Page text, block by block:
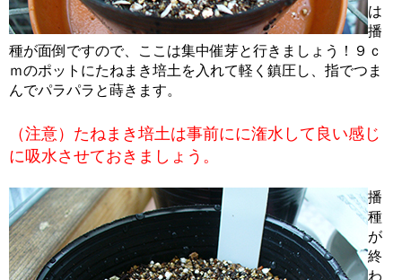
は
播
種が面倒ですので、ここは集中催芽と行きましょう！９ｃ
ｍのポットにたねまき培土を入れて軽く鎮圧し、指でつま
んでパラパラと蒔きます。
（注意）たねまき培土は事前にに潅水して良い感じ
に吸水させておきましょう。
播
種
が
終
わ